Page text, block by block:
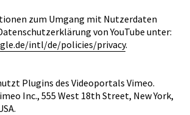
zum Umgang mit Nutzerdaten
von YouTube unter:
intl/de/policies/privacy.
Plugins des Videoportals Vimeo.
Inc., 555 West 18th Street, New York,